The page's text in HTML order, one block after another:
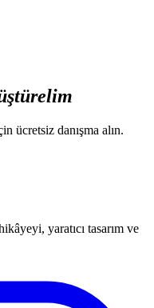
ücretsiz danışma alın.
yaratıcı tasarım ve